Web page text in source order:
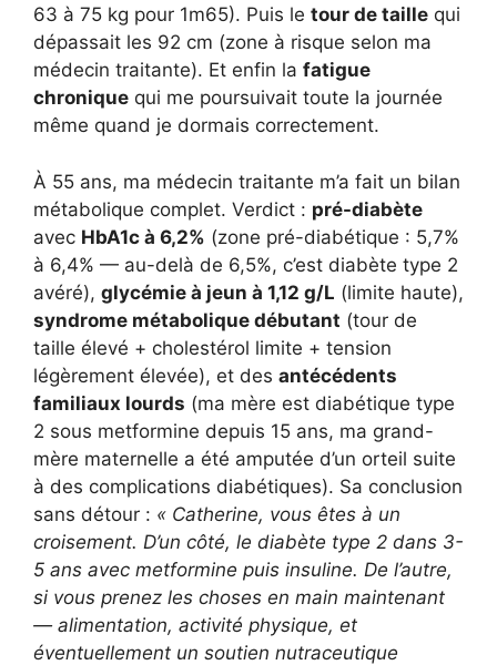
63 à 75 kg pour 1m65). Puis le tour de taille qui
dépassait les 92 cm (zone à risque selon ma
médecin traitante). Et enfin la fatigue
chronique qui me poursuivait toute la journée
même quand je dormais correctement.
À 55 ans, ma médecin traitante m’a fait un bilan
métabolique complet. Verdict : pré-diabète
avec HbA1c à 6,2% (zone pré-diabétique : 5,7%
à 6,4% — au-delà de 6,5%, c’est diabète type 2
avéré), glycémie à jeun à 1,12 g/L (limite haute),
syndrome métabolique débutant (tour de
taille élevé + cholestérol limite + tension
légèrement élevée), et des antécédents
familiaux lourds (ma mère est diabétique type
2 sous metformine depuis 15 ans, ma grand-
mère maternelle a été amputée d’un orteil suite
à des complications diabétiques). Sa conclusion
sans détour : « Catherine, vous êtes à un
croisement. D’un côté, le diabète type 2 dans 3-
5 ans avec metformine puis insuline. De l’autre,
si vous prenez les choses en main maintenant
— alimentation, activité physique, et
éventuellement un soutien nutraceutique